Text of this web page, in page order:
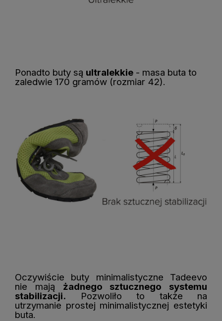
Ponadto buty są ultralekkie - masa buta to
zaledwie 170 gramów (rozmiar 42).
Oczywiście buty minimalistyczne Tadeevo
nie mają żadnego sztucznego systemu
stabilizacji. Pozwoliło to także na
utrzymanie prostej minimalistycznej estetyki
buta.